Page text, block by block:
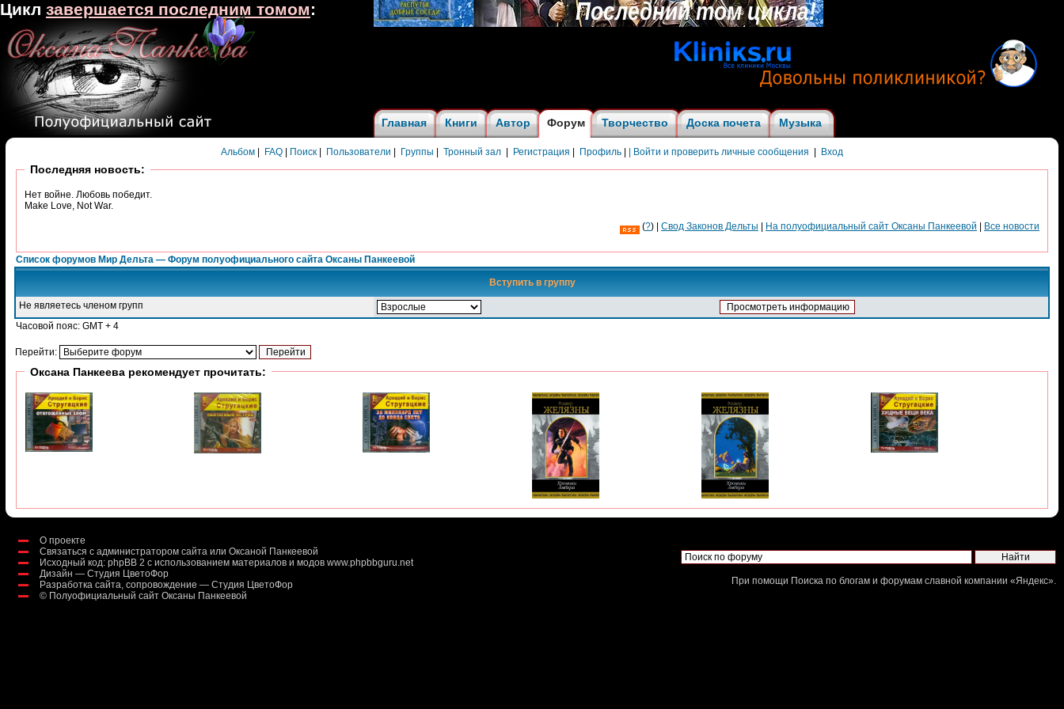
Главная Книги Автор Форум Творчество Доска почета Музыка
Альбом FAQ Поиск Пользователи Группы Тронный зал Регистрация Профиль | Войти и проверить личные сообщения Вход
Последняя новость:
Нет войне. Любовь победит.
Make Love, Not War.
(?) | Cвод Законов Дельты На полуофициальный сайт Оксаны Панкеевой Все новости
Список форумов Мир Дельта — Форум полуофициального сайта Оксаны Панкеевой
Вступить в группу
Не являетесь членом групп
Часовой пояс: GMT + 4
Перейти:
Оксана Панкеева рекомендует прочитать:
О проекте
Связаться с администратором сайта или Оксаной Панкеевой
Исходный код: phpBB 2 с использованием материалов и модов www.phpbbguru.net
Дизайн — Студия ЦветоФор
Разработка сайта, сопровождение — Студия ЦветоФор
© Полуофициальный сайт Оксаны Панкеевой
При помощи Поиска по блогам и форумам славной компании «Яндекс».
Цикл завершается последним томом: